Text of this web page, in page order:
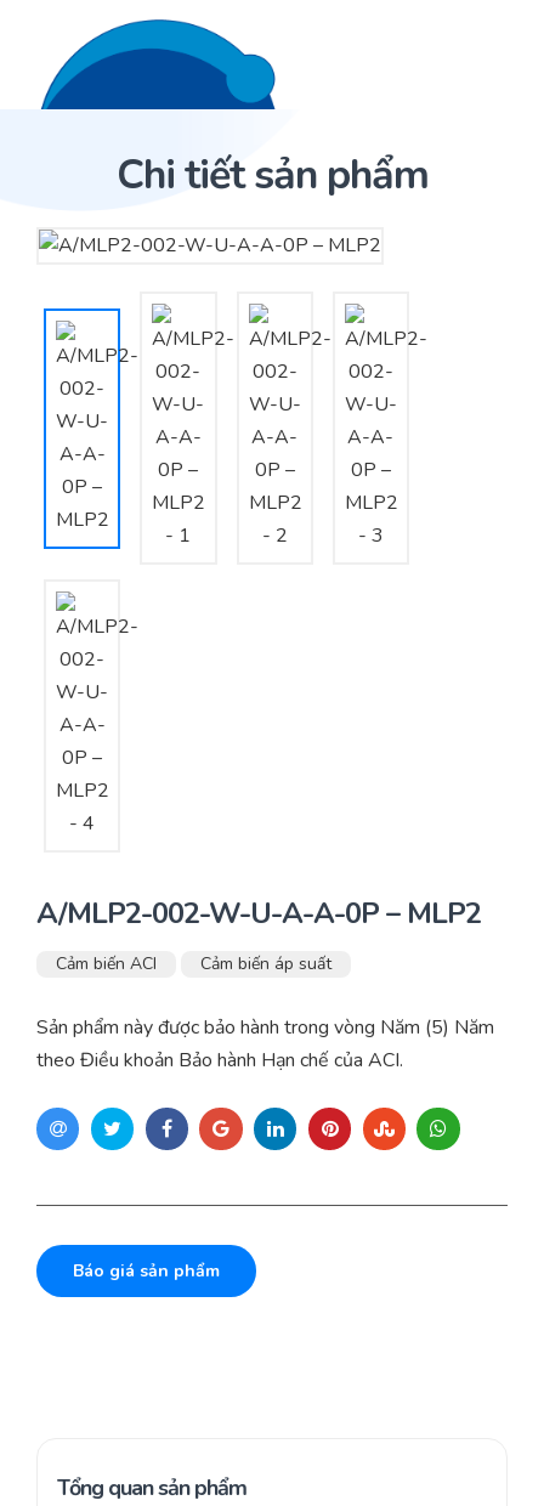
Trang Chủ
Cảm biến ACI
Nhà phân phối cảm biến
Nhà sản xuất thiết bị điều khiển
Cung cấp giải pháp quản lý cho toà nhà (BMS)
Tư vấn – Thiết kế – Cung cấp thiết bị HVAC
Tư vấn thiết kế, thi công tủ điều khiển
Thi công – Lắp đặt hệ thống HVAC
Sản phẩm
Dự án
Bài viết
Chi tiết sản phẩm
Trang Chủ Sản phẩm Cảm biến ACI
A/MLP2-002-W-U-A-A-0P – MLP2
Cảm biến ACI Cảm biến áp suất
Sản phẩm này được bảo hành trong vòng Năm (5) Năm
theo Điều khoản Bảo hành Hạn chế của ACI.
Báo giá sản phẩm
Tổng quan sản phẩm